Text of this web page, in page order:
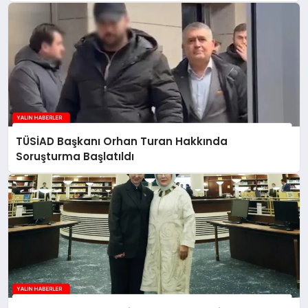
TÜSİAD Başkanı Orhan Turan Hakkında
Soruşturma Başlatıldı